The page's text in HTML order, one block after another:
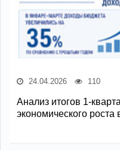
24.04.2026 110
Анализ итогов 1-
экономического роста